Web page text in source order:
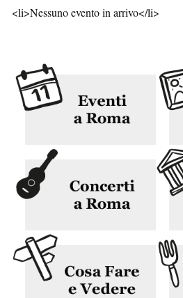
<li>Nessuno evento in arrivo</li>